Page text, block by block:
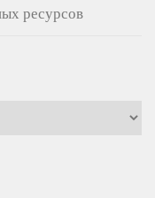
ресурсов